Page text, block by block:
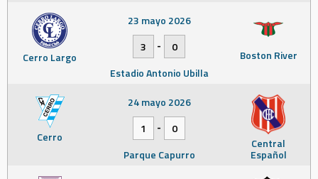
Cerro Largo Boston River
23 mayo 2026
3
-
0
Estadio Antonio Ubilla
Cerro Central
Español
24 mayo 2026
1
-
0
Parque Capurro